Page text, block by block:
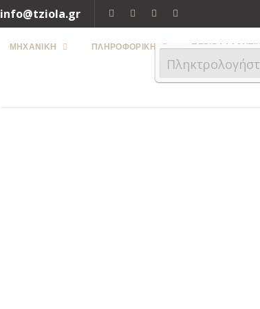
info@tziola.gr
ΜΗΧΑΝΙΚΗ ΠΛΗΡΟΦΟΡΙΚΗ